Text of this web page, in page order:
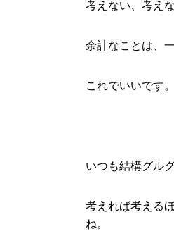
考えない、考えな
余計なことは、
これでいいです。
いつも結構グル
考えれば考える
ね。